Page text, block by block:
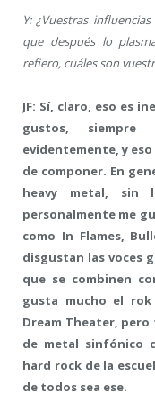
Y: ¿Vuestras
que después lo
refiero, cuáles son
JF: Sí, claro, eso es
gustos,
evidentemente, y
de componer. En
heavy metal, sin
personalmente me
como In Flames,
disgustan las voces
que se combinen
gusta mucho el rok
Dream Theater, pero
de metal sinfónico
hard rock de la
de todos sea ese.